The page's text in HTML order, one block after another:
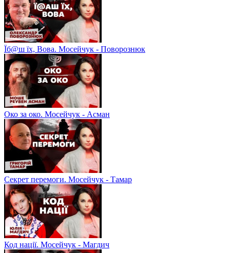
Їб@ш їх, Вова. Мосейчук - Поворознюк
Око за око. Мосейчук - Асман
Секрет перемоги. Мосейчук - Тамар
Код нації. Мосейчук - Магдич